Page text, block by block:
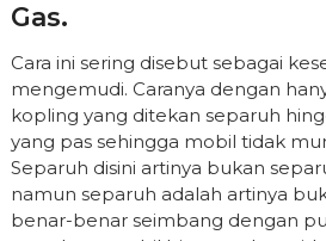
Gas.
Cara ini sering disebut sebagai
mengemudi. Caranya dengan
kopling yang ditekan separuh
yang pas sehingga mobil tidak
Separuh disini artinya bukan
namun separuh adalah artinya
benar-benar seimbang dengan